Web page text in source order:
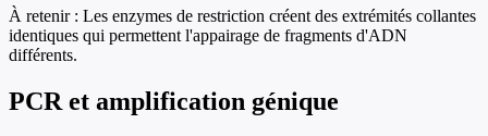
À retenir : Les enzymes de restriction créent des extrémités collantes
identiques qui permettent l'appairage de fragments d'ADN
différents.
PCR et amplification génique